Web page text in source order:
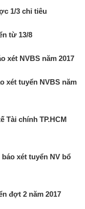
1/3 chỉ tiêu
từ 13/8
xét NVBS năm 2017
xét tuyển NVBS năm
Tài chính TP.HCM
xét tuyển NV bổ
đợt 2 năm 2017